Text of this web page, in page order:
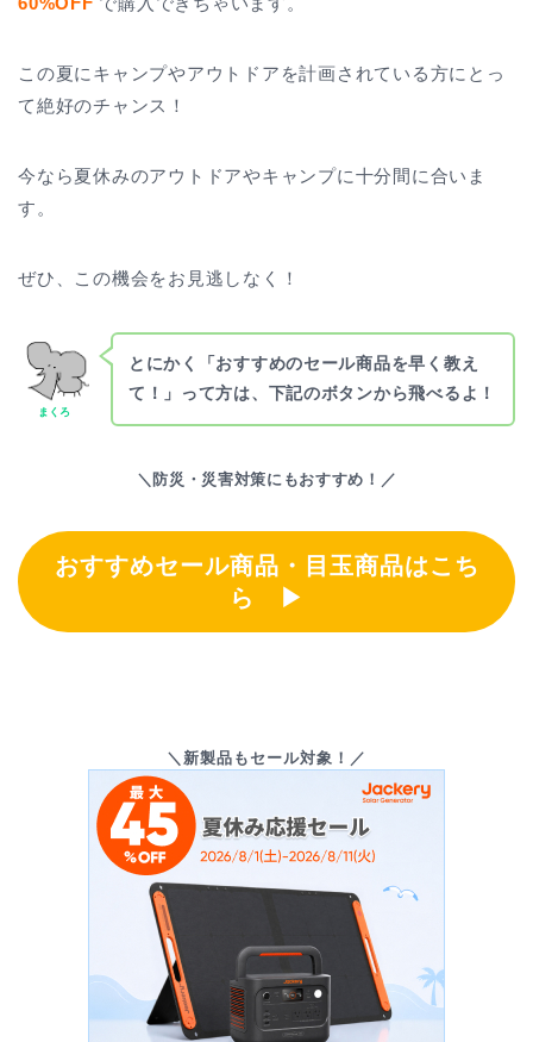
この夏にキャンプやアウトドアを計画されている方にとっ
て絶好のチャンス！
今なら夏休みのアウトドアやキャンプに十分間に合いま
す。
ぜひ、この機会をお見逃しなく！
まくろ
とにかく「おすすめのセール商品を早く教え
て！」って方は、下記のボタンから飛べるよ！
＼防災・災害対策にもおすすめ！／
おすすめセール商品・目玉商品はこち
ら ▶
＼新製品もセール対象！／